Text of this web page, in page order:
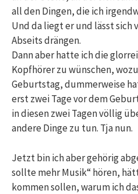
all den Dingen, die ich
Und da liegt er und lässt sich
Abseits drängen.
Dann aber hatte ich die
Kopfhörer zu wünschen,
Geburtstag, dummerweise
erst zwei Tage vor dem
in diesen zwei Tagen völlig
andere Dinge zu tun. Tja nun.
Jetzt bin ich aber gehörig
sollte mehr Musik“ hören,
kommen sollen, warum ich